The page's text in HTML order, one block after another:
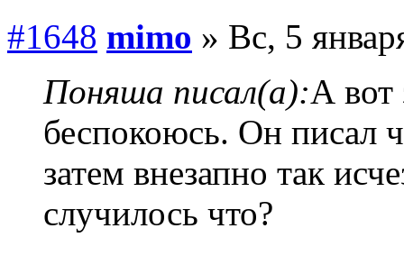
#1648 mimo » Вс, 5
Поняша писал(а):А вот
беспокоюсь. Он писал
затем внезапно так
случилось что?